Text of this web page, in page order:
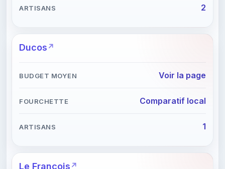
2
Ducos
Voir la page
Comparatif local
1
Le François